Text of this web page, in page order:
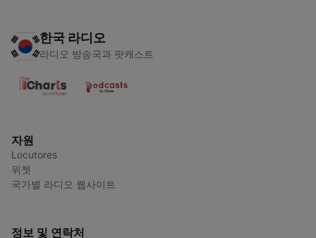
한국 라디오
라디오 방송국과 팟캐스트
자원
Locutores
위젯
국가별 라디오 웹사이트
정보 및 연락처